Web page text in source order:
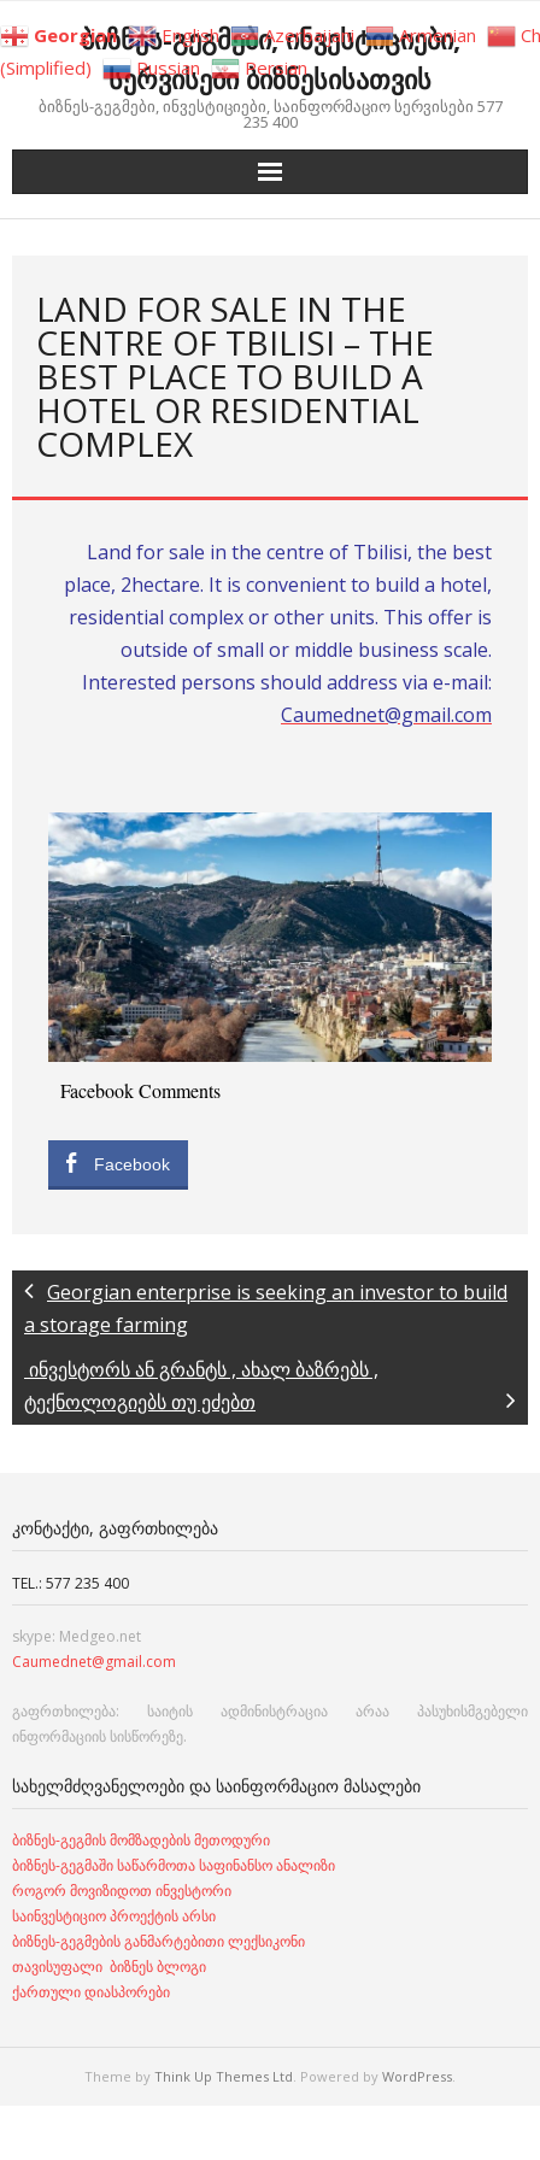
to
content
ბიზნეს-გეგმები, ინვესტიციები,
სერვისები ბიზნესისათვის
ბიზნეს-გეგმები, ინვესტიციები, საინფორმაციო სერვისები 577
235 400
LAND FOR SALE IN THE
CENTRE OF TBILISI – THE
BEST PLACE TO BUILD A
HOTEL OR RESIDENTIAL
COMPLEX
Land for sale in the centre of Tbilisi, the best
place, 2hectare. It is convenient to build a hotel,
residential complex or other units. This offer is
outside of small or middle business scale.
Interested persons should address via e-mail:
Caumednet@gmail.com
Facebook Comments
Facebook
Georgian enterprise is seeking an investor to build
a storage farming
ინვესტორს ან გრანტს , ახალ ბაზრებს ,
ტექნოლოგიებს თუ ეძებთ
ᲙᲝᲜᲢᲐᲥᲢᲘ, ᲒᲐᲤᲠᲗᲮᲘᲚᲔᲑᲐ
TEL.: 577 235 400
skype: Medgeo.net
Caumednet@gmail.com
გაფრთხილება: საიტის ადმინისტრაცია არაა პასუხისმგებელი
ინფორმაციის სისწორეზე.
ᲡᲐᲮᲔᲚᲛᲫᲦᲕᲐᲜᲔᲚᲝᲔᲑᲘ ᲓᲐ ᲡᲐᲘᲜᲤᲝᲠᲛᲐᲪᲘᲝ ᲛᲐᲡᲐᲚᲔᲑᲘ
ბიზნეს-გეგმის მომზადების მეთოდური
ბიზნეს-გეგმაში საწარმოთა საფინანსო ანალიზი
როგორ მოვიზიდოთ ინვესტორი
საინვესტიციო პროექტის არსი
ბიზნეს-გეგმების განმარტებითი ლექსიკონი
თავისუფალი ბიზნეს ბლოგი
ქართული დიასპორები
Theme by Think Up Themes Ltd. Powered by WordPress.
Georgian English Azerbaijani Armenian
(Simplified)
Russian Persian